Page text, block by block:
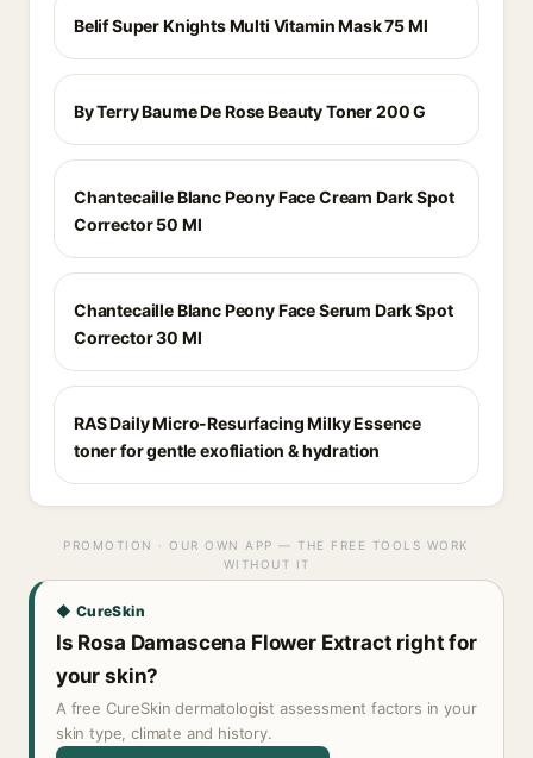
Belif Super Knights Multi Vitamin Mask 75 Ml
By Terry Baume De Rose Beauty Toner 200 G
Chantecaille Blanc Peony Face Cream Dark Spot
Corrector 50 Ml
Chantecaille Blanc Peony Face Serum Dark Spot
Corrector 30 Ml
RAS Daily Micro-Resurfacing Milky Essence
toner for gentle exofliation & hydration
PROMOTION · OUR OWN APP — THE FREE TOOLS WORK
WITHOUT IT
◆ CureSkin
Is Rosa Damascena Flower Extract right for
your skin?
A free CureSkin dermatologist assessment factors in your
skin type, climate and history.